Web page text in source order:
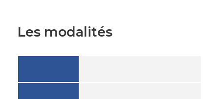
Les modalités